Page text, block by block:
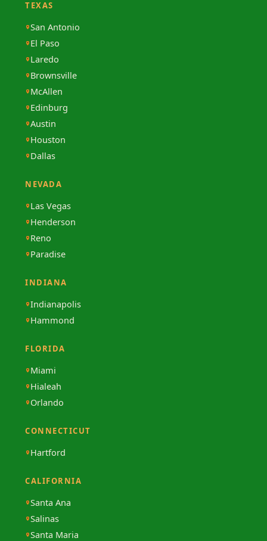
TEXAS
San Antonio
El Paso
Laredo
Brownsville
McAllen
Edinburg
Austin
Houston
Dallas
NEVADA
Las Vegas
Henderson
Reno
Paradise
INDIANA
Indianapolis
Hammond
FLORIDA
Miami
Hialeah
Orlando
CONNECTICUT
Hartford
CALIFORNIA
Santa Ana
Salinas
Santa Maria